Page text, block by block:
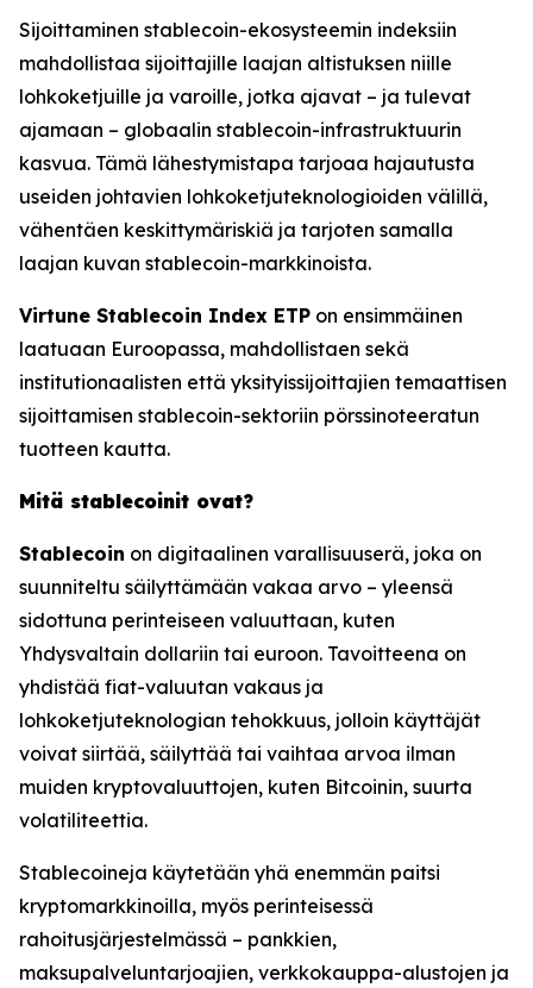
Sijoittaminen stablecoin-ekosysteemin indeksiin
mahdollistaa sijoittajille laajan altistuksen niille
lohkoketjuille ja varoille, jotka ajavat – ja tulevat
ajamaan – globaalin stablecoin-infrastruktuurin
kasvua. Tämä lähestymistapa tarjoaa hajautusta
useiden johtavien lohkoketjuteknologioiden välillä,
vähentäen keskittymäriskiä ja tarjoten samalla
laajan kuvan stablecoin-markkinoista.
Virtune Stablecoin Index ETP on ensimmäinen
laatuaan Euroopassa, mahdollistaen sekä
institutionaalisten että yksityissijoittajien temaattisen
sijoittamisen stablecoin-sektoriin pörssinoteeratun
tuotteen kautta.
Mitä stablecoinit ovat?
Stablecoin on digitaalinen varallisuuserä, joka on
suunniteltu säilyttämään vakaa arvo – yleensä
sidottuna perinteiseen valuuttaan, kuten
Yhdysvaltain dollariin tai euroon. Tavoitteena on
yhdistää fiat-valuutan vakaus ja
lohkoketjuteknologian tehokkuus, jolloin käyttäjät
voivat siirtää, säilyttää tai vaihtaa arvoa ilman
muiden kryptovaluuttojen, kuten Bitcoinin, suurta
volatiliteettia.
Stablecoineja käytetään yhä enemmän paitsi
kryptomarkkinoilla, myös perinteisessä
rahoitusjärjestelmässä – pankkien,
maksupalveluntarjoajien, verkkokauppa-alustojen ja